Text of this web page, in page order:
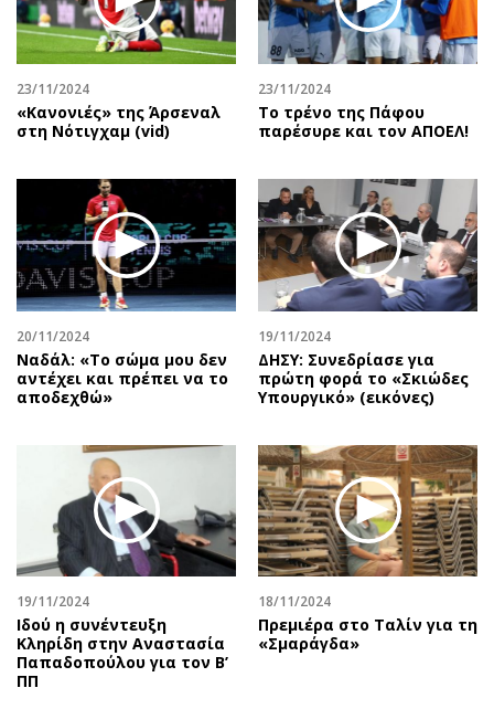
Επιχειρήσεις
Αγορές
Money Review
AstroBank Properties
Ενέργεια
Ναυτιλία
Περιβάλλον
Ελλάδα
Κόσμος
Παράξενα
Πολιτισμός
Σινεμά
Μουσική
Εικαστικά
Βιβλίο
Χειρόγραφα
Γενικά
Αναδρομές
Πρόσωπα
Περιβάλλον
Γυναίκα
Showbiz
Ταξίδια
Συνταγές
Έξοδος
Media
Εκπομπές
Wine routes
Uncut
Προσφορές
Προσωπικότητες στην ''Κ''
Επιστολές
23/11/2024
«Κανονιές» της Άρσεναλ
στη Νότιγχαμ (vid)
23/11/2024
Το τρένο της Πάφου
παρέσυρε και τον ΑΠΟΕΛ!
20/11/2024
Ναδάλ: «Το σώμα μου δεν
αντέχει και πρέπει να το
αποδεχθώ»
19/11/2024
ΔΗΣΥ: Συνεδρίασε για
πρώτη φορά το «Σκιώδες
Υπουργικό» (εικόνες)
19/11/2024
Ιδού η συνέντευξη
Κληρίδη στην Αναστασία
Παπαδοπούλου για τον Β’
ΠΠ
18/11/2024
Πρεμιέρα στο Ταλίν για τη
«Σμαράγδα»